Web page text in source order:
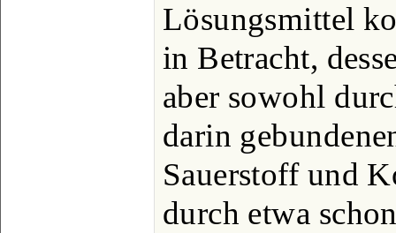
Lösungsmittel
in Betracht,
aber sowohl
darin
Sauerstoff und
durch etwa